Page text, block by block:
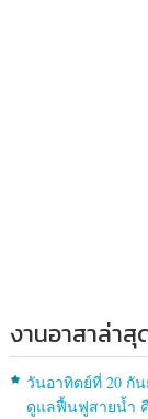
งานอาสาล่าสุ
วันอาทิตย์ที่ 20 กัน
ดูแลฟื้นฟูสายน้ำ